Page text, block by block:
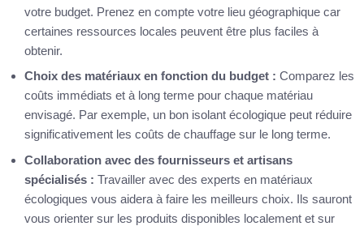
votre budget. Prenez en compte votre lieu géographique car
certaines ressources locales peuvent être plus faciles à
obtenir.
Choix des matériaux en fonction du budget : Comparez les
coûts immédiats et à long terme pour chaque matériau
envisagé. Par exemple, un bon isolant écologique peut réduire
significativement les coûts de chauffage sur le long terme.
Collaboration avec des fournisseurs et artisans
spécialisés : Travailler avec des experts en matériaux
écologiques vous aidera à faire les meilleurs choix. Ils sauront
vous orienter sur les produits disponibles localement et sur